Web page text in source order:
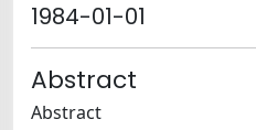
1984-01-01
Abstract
Abstract